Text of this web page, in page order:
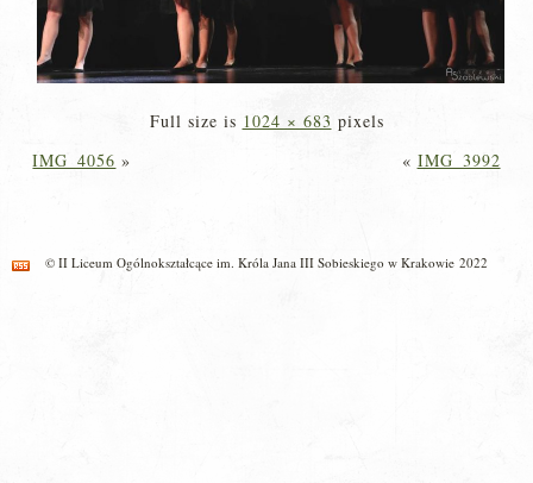
Full size is 1024 × 683 pixels
IMG_4056 » « IMG_3992
© II Liceum Ogólnokształcące im. Króla Jana III Sobieskiego w Krakowie 2022